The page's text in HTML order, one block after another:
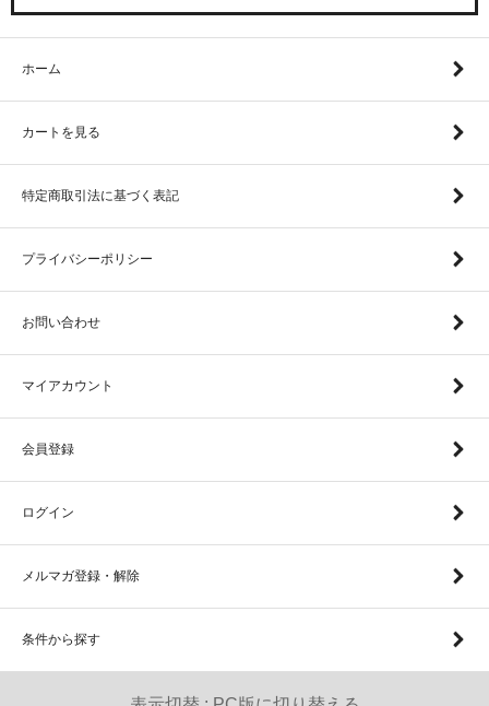
ホーム
カートを見る
特定商取引法に基づく表記
プライバシーポリシー
お問い合わせ
マイアカウント
会員登録
ログイン
メルマガ登録・解除
条件から探す